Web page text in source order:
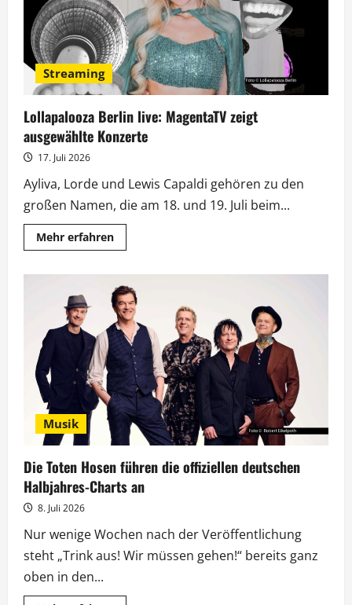
Streaming
Lollapalooza Berlin live: MagentaTV zeigt
ausgewählte Konzerte
17. Juli 2026
Ayliva, Lorde und Lewis Capaldi gehören zu den
großen Namen, die am 18. und 19. Juli beim...
Mehr erfahrenMehr
Informationen
live:
MagentaTV
zeigt
ausgewählte
Konzerte
Musik
Die Toten Hosen führen die offiziellen deutschen
Halbjahres-Charts an
8. Juli 2026
Nur wenige Wochen nach der Veröffentlichung
steht „Trink aus! Wir müssen gehen!“ bereits ganz
oben in den...